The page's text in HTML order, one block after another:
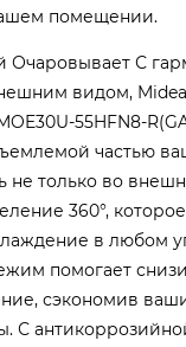
помещении.
Очаровывает С
видом, Midea
55HFN8-
частью
не только во
360°,
в любом
помогает
сэкономив
С